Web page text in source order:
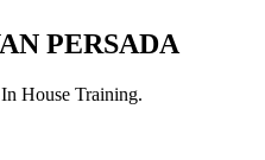
PERSADA
House Training.